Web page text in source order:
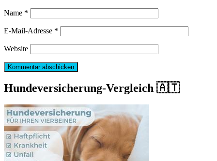
Name *
E-Mail-Adresse *
Website
Hundeversicherung-Vergleich 🇦🇹